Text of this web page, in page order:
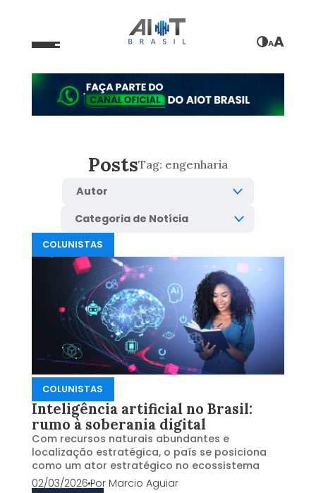
AA
PostsTag: engenharia
COLUNISTAS
COLUNISTAS
Inteligência artificial no Brasil:
rumo à soberania digital
Com recursos naturais abundantes e
localização estratégica, o país se posiciona
como um ator estratégico no ecossistema
02/03/2026Por Marcio Aguiar